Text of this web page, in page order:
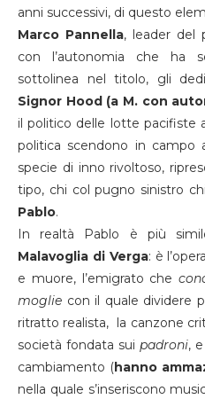
anni successivi, di questo
Marco Pannella, leader del
con l’autonomia che ha
sottolinea nel titolo, gli
Signor Hood (a M. con
il politico delle lotte pacifiste
politica scendono in campo
specie di inno rivoltoso,
tipo, chi col pugno sinistro
Pablo.
In realtà Pablo è più
Malavoglia di Verga: è
e muore, l’emigrato che
moglie con il quale dividere
ritratto realista, la canzone
società fondata sui padroni,
cambiamento (hanno
nella quale s’inseriscono